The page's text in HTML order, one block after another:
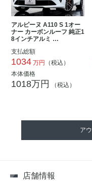
アルピーヌ A110 S 1オー
ナー カーボンルーフ 純正1
8インチアルミ …
支払総額
1034 万円
（税込）
本体価格
1018万円 （税込）
ア
店舗情報